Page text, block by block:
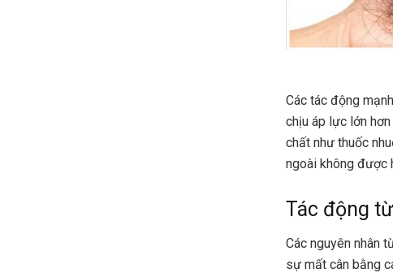
Các tác động
chịu áp lực lớn
chất như thuốc
ngoài không được
Tác động
Các nguyên nhân
sự mất cân bằng